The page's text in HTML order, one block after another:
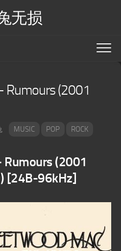
无损
Rumours (2001
MUSIC POP ROCK
Rumours (2001
[24B-96kHz]